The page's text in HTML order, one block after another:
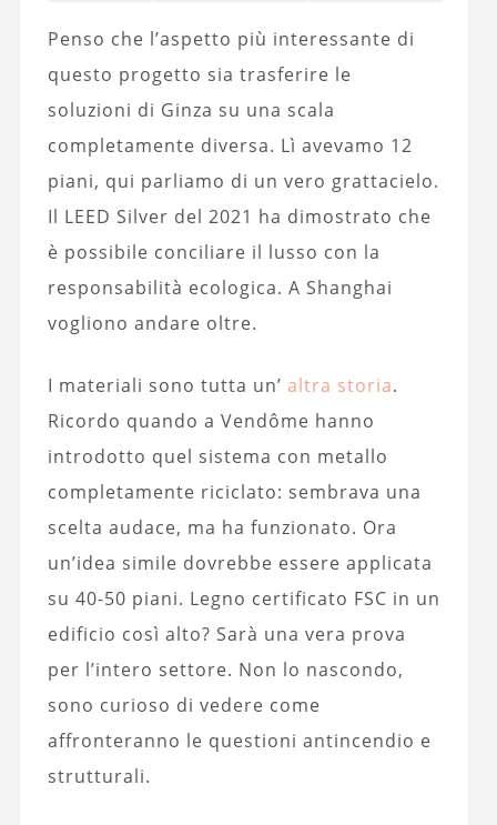
Penso che l’aspetto più interessante di
questo progetto sia trasferire le
soluzioni di Ginza su una scala
completamente diversa. Lì avevamo 12
piani, qui parliamo di un vero grattacielo.
Il LEED Silver del 2021 ha dimostrato che
è possibile conciliare il lusso con la
responsabilità ecologica. A Shanghai
vogliono andare oltre.
I materiali sono tutta un’ altra storia.
Ricordo quando a Vendôme hanno
introdotto quel sistema con metallo
completamente riciclato: sembrava una
scelta audace, ma ha funzionato. Ora
un’idea simile dovrebbe essere applicata
su 40-50 piani. Legno certificato FSC in un
edificio così alto? Sarà una vera prova
per l’intero settore. Non lo nascondo,
sono curioso di vedere come
affronteranno le questioni antincendio e
strutturali.